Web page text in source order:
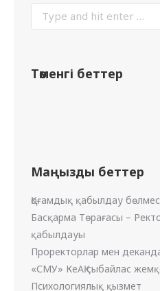
Төменгі беттер
Маңызды беттер
Қоғамдық қабылдау
Басқарма Төрағасы –
қабылдауы
Проректорлар мен
«СМУ» КеАҚ сыбайлас
Психологиялық қызмет